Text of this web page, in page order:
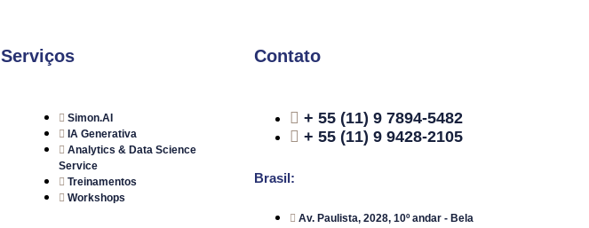
Serviços
Simon.AI
IA Generativa
Analytics & Data Science
Service
Treinamentos
Workshops
Contato
+ 55 (11) 9 7894-5482
+ 55 (11) 9 9428-2105
Brasil:
Av. Paulista, 2028, 10º andar - Bela